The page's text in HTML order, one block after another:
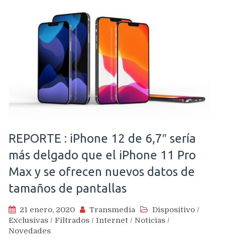
REPORTE : iPhone 12 de 6,7″ sería
más delgado que el iPhone 11 Pro
Max y se ofrecen nuevos datos de
tamaños de pantallas
21 enero, 2020 Transmedia Dispositivo /
Exclusivas / Filtrados / Internet / Noticias /
Novedades